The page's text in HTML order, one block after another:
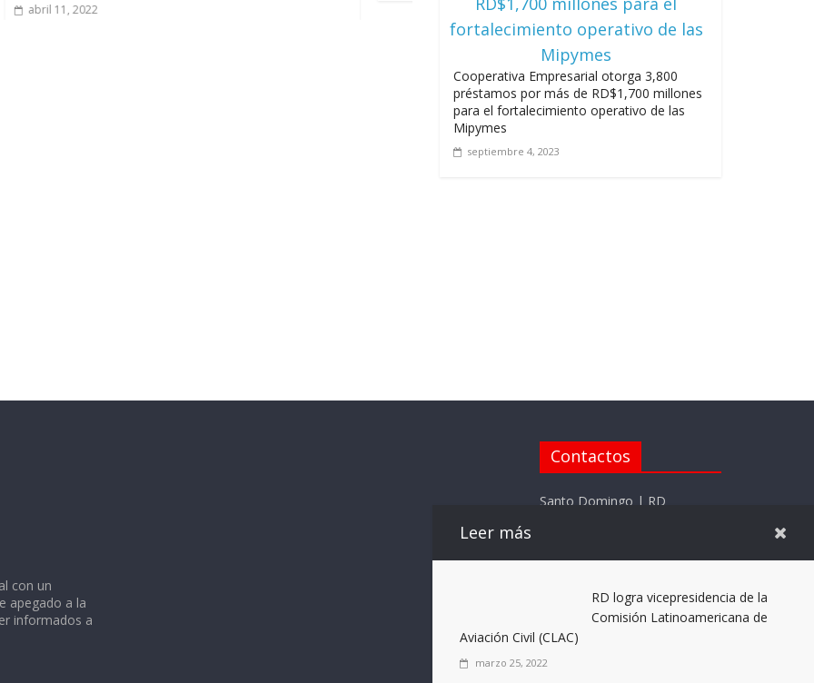
marzo 28, 2022
Cooperativa Empresarial otorga 3,800
préstamos por más de RD$1,700 millones
para el fortalecimiento operativo de las
Mipymes
septiembre 4, 2023
con un
apegado a la
informados a
Contactos
Santo Domingo | RD
Whatsapp (809) 715-7205
elnotificadorrd@gmail.com
Leer más
RD logra vicepresidencia de la
Comisión Latinoamericana de
Aviación Civil (CLAC)
marzo 25, 2022